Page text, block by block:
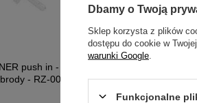
push in - zatyczka do ucha,
- RZ-003
Dbamy o Twoją
Sklep korzysta z plików
dostępu do cookie w
warunki Google
Funkcjonalne